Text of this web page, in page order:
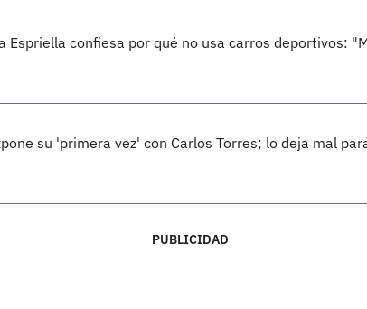
Espriella confiesa por qué no usa carros deportivos:
su 'primera vez' con Carlos Torres; lo deja mal
PUBLICIDAD